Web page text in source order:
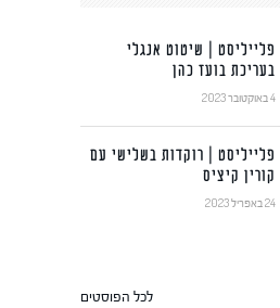
פלייליסט | שיטוט אנגלי
בעריכת בועז כהן
4 באוקטובר 2023
פלייליסט | רוקדות בשלישי עם
קורין קיציס
24 באפריל 2023
לכל הפוסטים